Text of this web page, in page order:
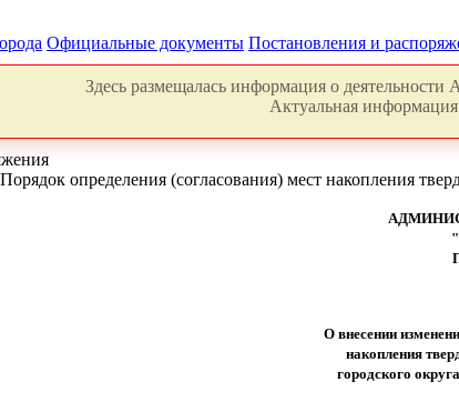
Официальные документы Постановления и
Здесь размещалась информация о
Актуальная
определения (согласования) мест накопления
О внесении
накопления
городского